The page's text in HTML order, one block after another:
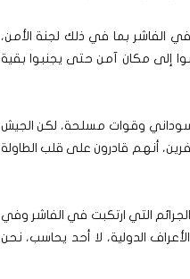
الفاشر بما في ذلك لجنة الأمن،
إلى مكان آمن حتى يجنبوا بقية
وقوات مسلحة، لكن الجيش
أنهم قادرون على قلب الطاولة
التي ارتكبت في الفاشر وفي
الدولية، لا أحد يحاسب، نحن